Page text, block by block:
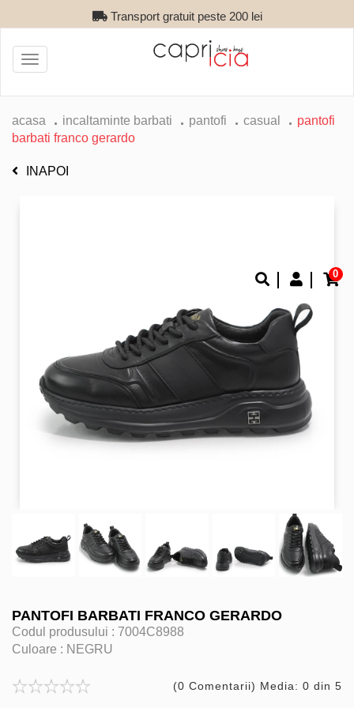
Transport gratuit peste 200 lei
0
Toggle
navigation
acasa incaltaminte barbati pantofi casual
pantofi
barbati franco gerardo
INAPOI
PANTOFI BARBATI FRANCO GERARDO
Codul produsului : 7004C8988
Culoare : NEGRU
(0 Comentarii) Media: 0 din 5